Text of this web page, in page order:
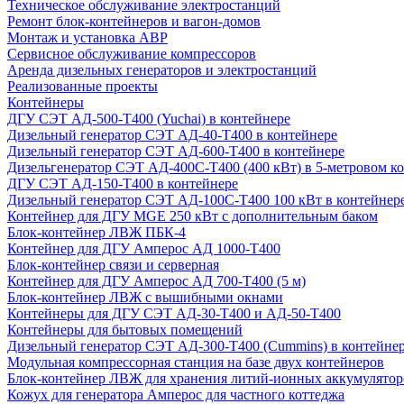
Техническое обслуживание электростанций
Ремонт блок-контейнеров и вагон-домов
Монтаж и установка АВР
Сервисное обслуживание компрессоров
Аренда дизельных генераторов и электростанций
Реализованные проекты
Контейнеры
ДГУ СЭТ АД-500-Т400 (Yuchai) в контейнере
Дизельный генератор СЭТ АД-40-Т400 в контейнере
Дизельный генератор СЭТ АД-600-Т400 в контейнере
Дизельгенератор СЭТ АД-400С-Т400 (400 кВт) в 5-метровом
ДГУ СЭТ АД-150-Т400 в контейнере
Дизельный генератор СЭТ АД-100С-Т400 100 кВт в
Контейнер для ДГУ MGE 250 кВт с дополнительным баком
Блок-контейнер ЛВЖ ПБК-4
Контейнер для ДГУ Амперос АД 1000-Т400
Блок-контейнер связи и серверная
Контейнер для ДГУ Амперос АД 700-Т400 (5 м)
Блок-контейнер ЛВЖ с вышибными окнами
Контейнеры для ДГУ СЭТ АД-30-Т400 и АД-50-Т400
Контейнеры для бытовых помещений
Дизельный генератор СЭТ АД-300-Т400 (Cummins) в
Модульная компрессорная станция на базе двух контейнеров
Блок-контейнер ЛВЖ для хранения литий-ионных
Кожух для генератора Амперос для частного коттеджа